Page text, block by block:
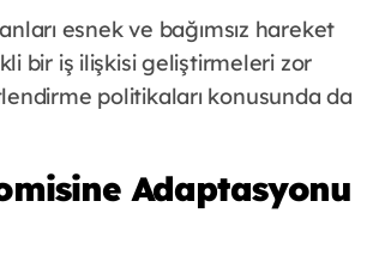
esnek ve bağımsız hareket
bir iş ilişkisi geliştirmeleri zor
politikaları konusunda da
Adaptasyonu